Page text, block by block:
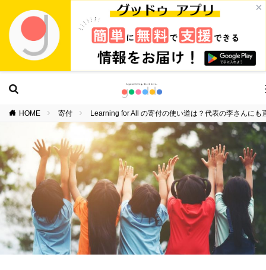
×
HOME 寄付 Learning for All の寄付の使い道は？代表の李さんにも